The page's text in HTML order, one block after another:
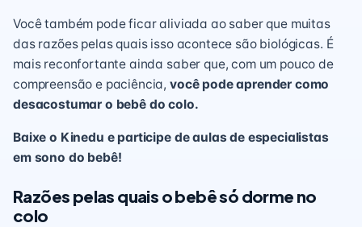
Você também pode ficar aliviada ao saber que muitas
das razões pelas quais isso acontece são biológicas. É
mais reconfortante ainda saber que, com um pouco de
compreensão e paciência, você pode aprender como
desacostumar o bebê do colo.
Baixe o Kinedu e participe de aulas de especialistas
em sono do bebê!
Razões pelas quais o bebê só dorme no
colo